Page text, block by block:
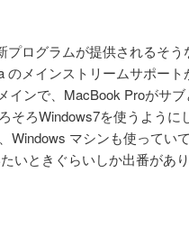
ログラムが提供されるそう
メインストリームサポート
ンで、MacBook Proがサブ
そろWindows7を使うように
Windows マシンも使ってい
いときぐらいしか出番があ